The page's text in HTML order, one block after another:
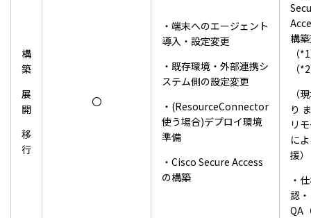
構
築
展
開
移
行
〇
・端末へのエージェント
導入・設定変更
・既存環境・外部連携シ
ステム側の設定変更
・(ResourceConnector
使う場合)デプロイ環境
準備
・Cisco Secure Access
の構築
構
（
（
（
り
リ
に
援）
・
認・
QA